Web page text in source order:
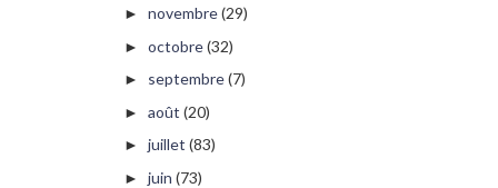
► novembre(29)
► octobre(32)
► septembre(7)
► août (20)
► juillet (83)
► juin (73)